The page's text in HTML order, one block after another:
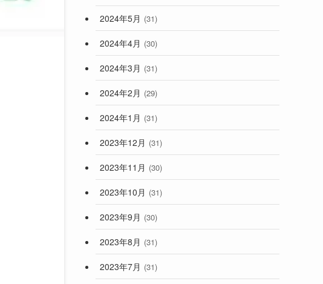
2024年5月 (31)
2024年4月 (30)
2024年3月 (31)
2024年2月 (29)
2024年1月 (31)
2023年12月 (31)
2023年11月 (30)
2023年10月 (31)
2023年9月 (30)
2023年8月 (31)
2023年7月 (31)